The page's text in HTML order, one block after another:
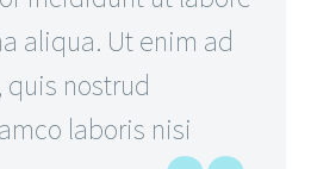
aliqua. Ut enim ad
nostrud
laboris nisi